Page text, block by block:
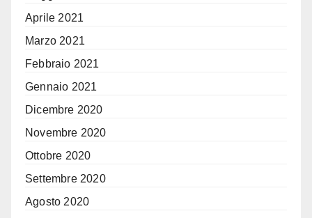
Aprile 2021
Marzo 2021
Febbraio 2021
Gennaio 2021
Dicembre 2020
Novembre 2020
Ottobre 2020
Settembre 2020
Agosto 2020